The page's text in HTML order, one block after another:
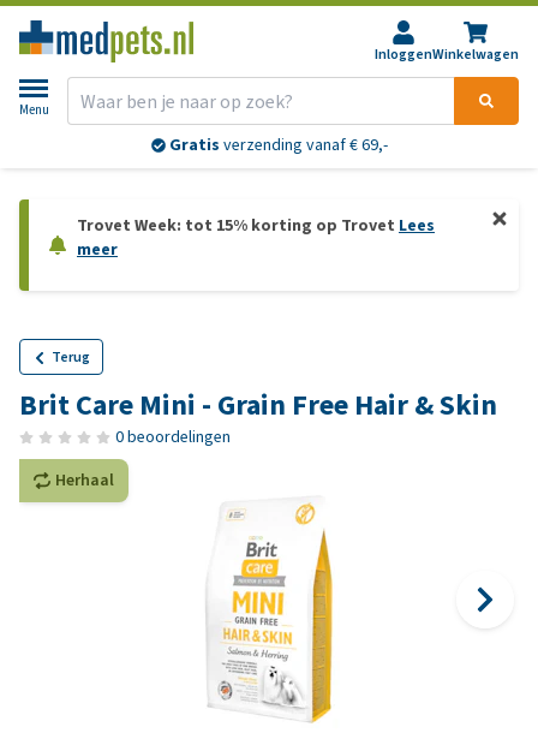
InloggenWinkelwagen
Menu
Gratis verzending vanaf € 69,-
Trovet Week: tot 15% korting op Trovet Lees
meer
Terug
Brit Care Mini - Grain Free Hair & Skin
0 beoordelingen
Herhaal